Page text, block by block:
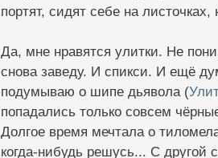
портят, сидят себе на
Да, мне нравятся улитки. Не
снова заведу. И спикси. И ещё
подумываю о шипе дьявола (
попадались только совсем
Долгое время мечтала о
когда-нибудь решусь... С другой